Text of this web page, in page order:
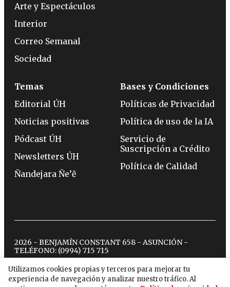
Utilizamos cookies propias y terceros para mejorar tu
experiencia de navegación y analizar nuestro tráfico. Al
Arte y Espectáculos
Interior
Correo Semanal
Sociedad
Temas
Editorial ÚH
Noticias positivas
Pódcast ÚH
Newsletters ÚH
Ñandejara Ñe’ẽ
Bases y Condiciones
Políticas de Privacidad
Política de uso de la IA
Servicio de
Suscripción a Crédito
Política de Calidad
2026 - BENJAMÍN CONSTANT 658 - ASUNCIÓN -
TELÉFONO: (0994) 715 715
twitterinstagram
facebook
tiktokyoutubespotify